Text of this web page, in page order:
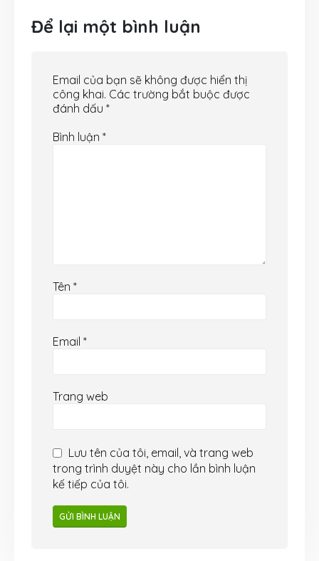
Để lại một bình luận
Email của bạn sẽ không được hiển thị
công khai. Các trường bắt buộc được
đánh dấu *
Bình luận *
Tên *
Email *
Trang web
Lưu tên của tôi, email, và trang web
trong trình duyệt này cho lần bình luận
kế tiếp của tôi.